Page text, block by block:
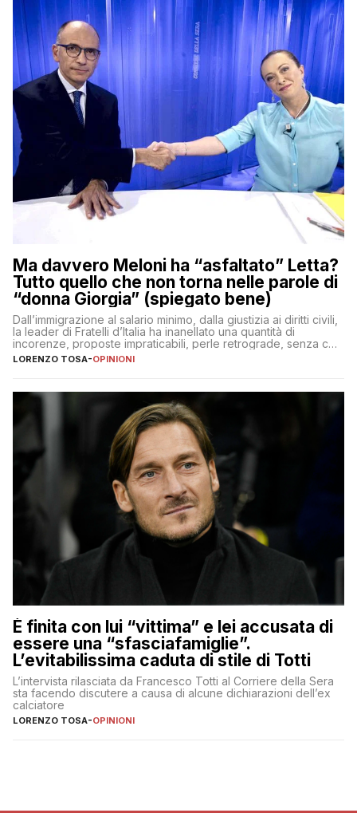
Ma davvero Meloni ha “asfaltato” Letta?
Tutto quello che non torna nelle parole di
“donna Giorgia” (spiegato bene)
Dall’immigrazione al salario minimo, dalla giustizia ai diritti civili,
la leader di Fratelli d’Italia ha inanellato una quantità di
incorenze, proposte impraticabili, perle retrograde, senza che
nessuno – a destra come a sinistra – glielo abbia fatto notare
LORENZO TOSA-OPINIONI
È finita con lui “vittima” e lei accusata di
essere una “sfasciafamiglie”.
L’evitabilissima caduta di stile di Totti
L’intervista rilasciata da Francesco Totti al Corriere della Sera
sta facendo discutere a causa di alcune dichiarazioni dell’ex
calciatore
LORENZO TOSA-OPINIONI